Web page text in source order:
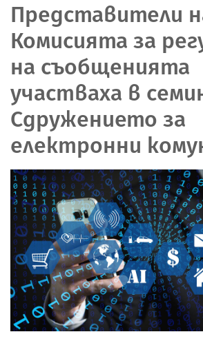
Представители
Комисията за
на съобщенията
участваха в
Сдружението за
електронни